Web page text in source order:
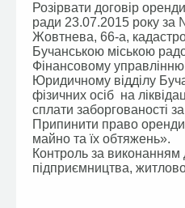
Розірвати договір
ради 23.07.2015 року
Жовтнева, 66-а,
Бучанською міською
Фінансовому
Юридичному відділу
фізичних осіб на
сплати заборгованості
Припинити право
майно та їх обтяжень».
Контроль за виконанням
підприємництва,